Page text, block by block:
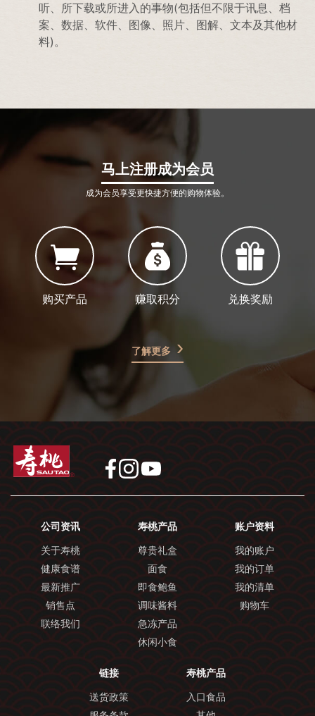
听、所下载或所进入的事物(包括但不限于讯息、档
案、数据、软件、图像、照片、图解、文本及其他材
料)。
马上注册成为会员
成为会员享受更快捷方便的购物体验。
购买产品 赚取积分 兑换奖励
了解更多
公司资讯
关于寿桃
健康食谱
最新推广
销售点
联络我们
寿桃产品
尊贵礼盒
面食
即食鲍鱼
调味酱料
急冻产品
休闲小食
寿桃产品
入口食品
链接
送货政策
账户资料
我的账户
我的订单
我的清单
购物车